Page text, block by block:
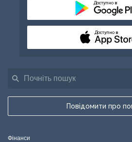
Повідомити про
Доступно в
Доступно в
Фінанси